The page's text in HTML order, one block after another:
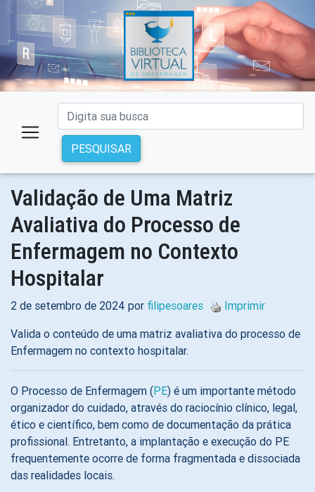
PESQUISAR
Validação de Uma Matriz
Avaliativa do Processo de
Enfermagem no Contexto
Hospitalar
2 de setembro de 2024 por filipesoares
Imprimir
Valida o conteúdo de uma matriz avaliativa do processo de
Enfermagem no contexto hospitalar.
O Processo de Enfermagem (PE) é um importante método
organizador do cuidado, através do raciocínio clínico, legal,
ético e científico, bem como de documentação da prática
profissional. Entretanto, a implantação e execução do PE
frequentemente ocorre de forma fragmentada e dissociada
das realidades locais.